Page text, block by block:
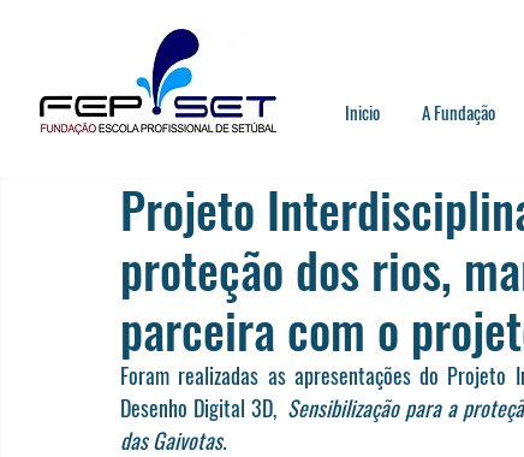
Inicio A Fundação
Projeto
proteção dos rios,
parceira com o
Foram realizadas as apresentações do
Desenho Digital 3D, Sensibilização para a
das Gaivotas.